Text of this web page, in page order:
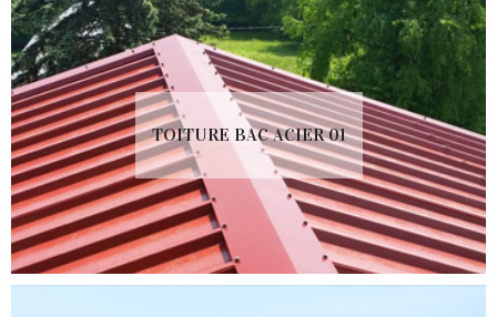
TOITURE BAC ACIER 01